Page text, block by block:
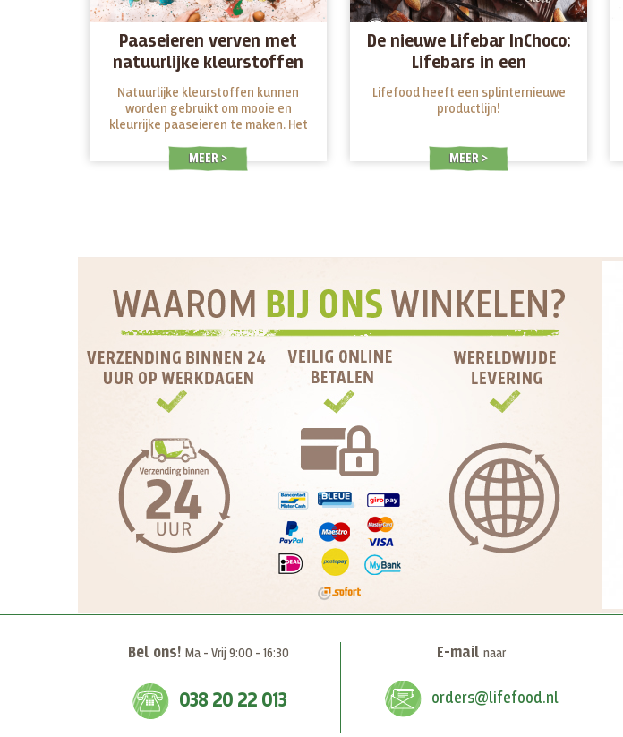
Paaseieren verven met
natuurlijke kleurstoffen
Natuurlijke kleurstoffen kunnen
worden gebruikt om mooie en
kleurrijke paaseieren te maken. Het
hardgekookte eieren en wat simpele,
natuurlijke ingrediënten. Hoe
MEER
De nieuwe Lifebar InChoco:
Lifebars in een
chocoladelaagje!
Lifefood heeft een splinternieuwe
productlijn!
MEER
Bel ons!Ma - Vrij 9:00 - 16:30
038 20 22 013
E-mail naar
orders@lifefood.nl